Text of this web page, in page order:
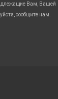
Вам, Вашей
сообщите нам.